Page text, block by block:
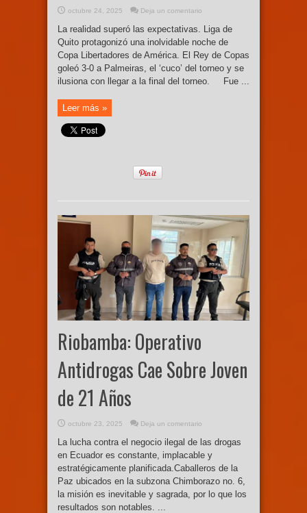
octubre 24, 2025 Deja un comentario
La realidad superó las expectativas. Liga de
Quito protagonizó una inolvidable noche de
Copa Libertadores de América. El Rey de Copas
goleó 3-0 a Palmeiras, el ‘cuco’ del torneo y se
ilusiona con llegar a la final del torneo. Fue ...
Leer más »
Riobamba: Operativo
Antidrogas Cae Sobre Joven
de 21 Años
octubre 23, 2025 Deja un comentario
La lucha contra el negocio ilegal de las drogas
en Ecuador es constante, implacable y
estratégicamente planificada.Caballeros de la
Paz ubicados en la subzona Chimborazo no. 6,
la misión es inevitable y sagrada, por lo que los
resultados son notables. ...